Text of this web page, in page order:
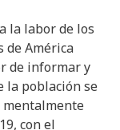
la labor de los
de América
de informar y
la población se
mentalmente
con el